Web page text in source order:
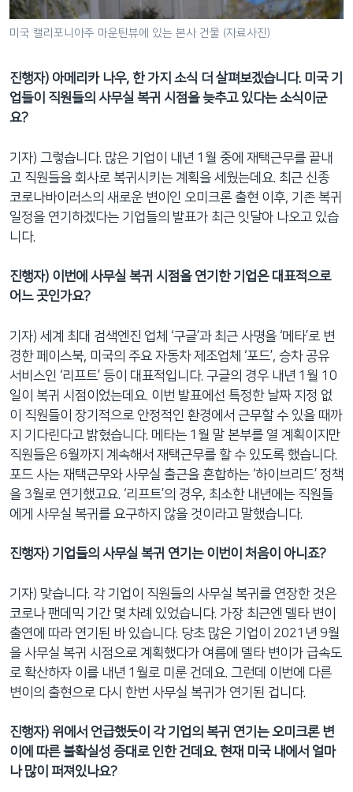
미국 캘리포니아주 마운틴뷰에 있는 본사 건물 (자료사진)
진행자) 아메리카 나우, 한 가지 소식 더 살펴보겠습니다. 미국 기
업들이 직원들의 사무실 복귀 시점을 늦추고 있다는 소식이군
요?
기자) 그렇습니다. 많은 기업이 내년 1월 중에 재택근무를 끝내
고 직원들을 회사로 복귀시키는 계획을 세웠는데요. 최근 신종
코로나바이러스의 새로운 변이인 오미크론 출현 이후, 기존 복귀
일정을 연기하겠다는 기업들의 발표가 최근 잇달아 나오고 있습
니다.
진행자) 이번에 사무실 복귀 시점을 연기한 기업은 대표적으로
어느 곳인가요?
기자) 세계 최대 검색엔진 업체 ‘구글’과 최근 사명을 ‘메타’로 변
경한 페이스북, 미국의 주요 자동차 제조업체 ‘포드’, 승차 공유
서비스인 ‘리프트’ 등이 대표적입니다. 구글의 경우 내년 1월 10
일이 복귀 시점이었는데요. 이번 발표에선 특정한 날짜 지정 없
이 직원들이 장기적으로 안정적인 환경에서 근무할 수 있을 때까
지 기다린다고 밝혔습니다. 메타는 1월 말 본부를 열 계획이지만
직원들은 6월까지 계속해서 재택근무를 할 수 있도록 했습니다.
포드 사는 재택근무와 사무실 출근을 혼합하는 ‘하이브리드’ 정책
을 3월로 연기했고요. ‘리프트’의 경우, 최소한 내년에는 직원들
에게 사무실 복귀를 요구하지 않을 것이라고 말했습니다.
진행자) 기업들의 사무실 복귀 연기는 이번이 처음이 아니죠?
기자) 맞습니다. 각 기업이 직원들의 사무실 복귀를 연장한 것은
코로나 팬데믹 기간 몇 차례 있었습니다. 가장 최근엔 델타 변이
출연에 따라 연기된 바 있습니다. 당초 많은 기업이 2021년 9월
을 사무실 복귀 시점으로 계획했다가 여름에 델타 변이가 급속도
로 확산하자 이를 내년 1월로 미룬 건데요. 그런데 이번에 다른
변이의 출현으로 다시 한번 사무실 복귀가 연기된 겁니다.
진행자) 위에서 언급했듯이 각 기업의 복귀 연기는 오미크론 변
이에 따른 불확실성 증대로 인한 건데요. 현재 미국 내에서 얼마
나 많이 퍼져있나요?